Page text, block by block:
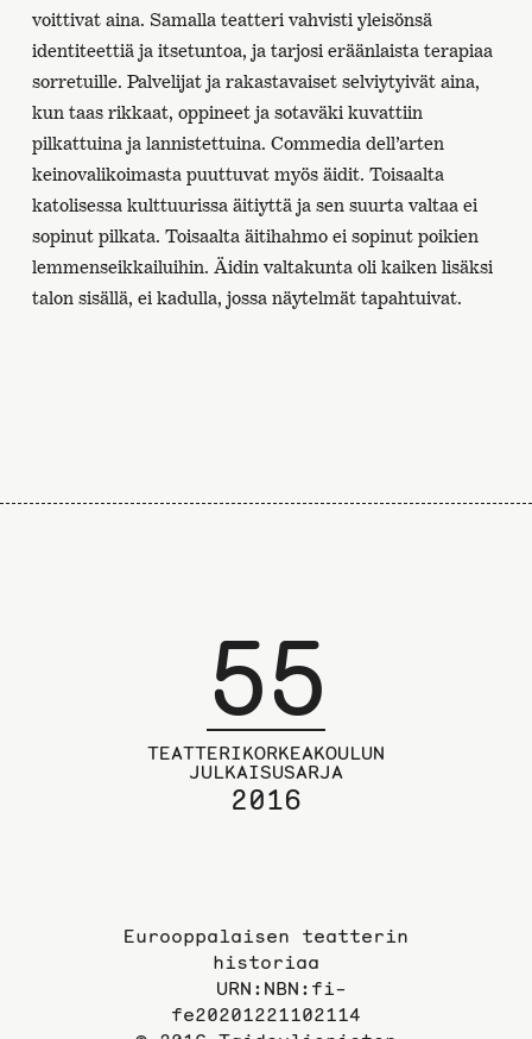
voittivat aina. Samalla teatteri vahvisti yleisönsä
identiteettiä ja itsetuntoa, ja tarjosi eräänlaista terapiaa
sorretuille. Palvelijat ja rakastavaiset selviytyivät aina,
kun taas rikkaat, oppineet ja sotaväki kuvattiin
pilkattuina ja lannistettuina. Commedia dell’arten
keinovalikoimasta puuttuvat myös äidit. Toisaalta
katolisessa kulttuurissa äitiyttä ja sen suurta valtaa ei
sopinut pilkata. Toisaalta äitihahmo ei sopinut poikien
lemmenseikkailuihin. Äidin valtakunta oli kaiken lisäksi
talon sisällä, ei kadulla, jossa näytelmät tapahtuivat.
55
TEATTERIKORKEAKOULUN
JULKAISUSARJA
2016
Eurooppalaisen teatterin
historiaa
URN:NBN:fi-
fe20201221102114